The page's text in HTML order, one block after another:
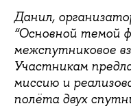
Данил,
“Основной темой
межспутниковое
Участникам
миссию и
полёта двух